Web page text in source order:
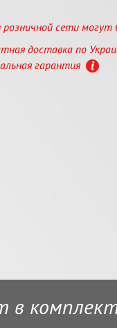
розничной сети
доставка по
гарантия
в